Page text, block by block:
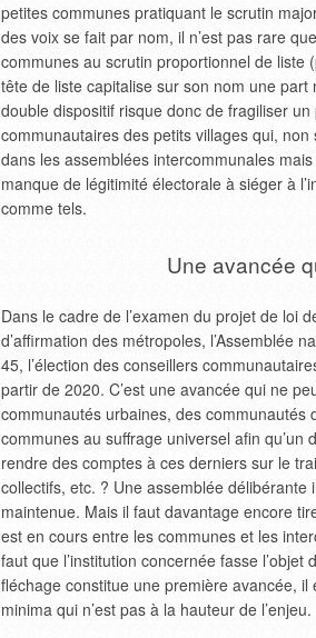
petites communes pratiquant le scrutin
des voix se fait par nom, il n’est pas rare
communes au scrutin proportionnel de liste
tête de liste capitalise sur son nom une part
double dispositif risque donc de fragiliser
communautaires des petits villages qui,
dans les assemblées intercommunales
manque de légitimité électorale à siéger à
comme tels.
Une avancée
Dans le cadre de l’examen du projet de loi
d’affirmation des métropoles, l’Assemblée
45, l’élection des conseillers
partir de 2020. C’est une avancée qui ne
communautés urbaines, des communautés
communes au suffrage universel afin qu’un
rendre des comptes à ces derniers sur le
collectifs, etc. ? Une assemblée
maintenue. Mais il faut davantage encore
est en cours entre les communes et les
faut que l’institution concernée fasse l’objet
fléchage constitue une première avancée,
minima qui n’est pas à la hauteur de l’enjeu.